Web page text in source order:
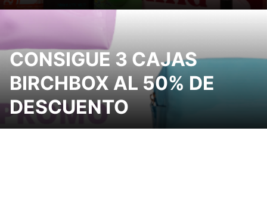
CONSIGUE 3 CAJAS
BIRCHBOX AL 50% DE
DESCUENTO